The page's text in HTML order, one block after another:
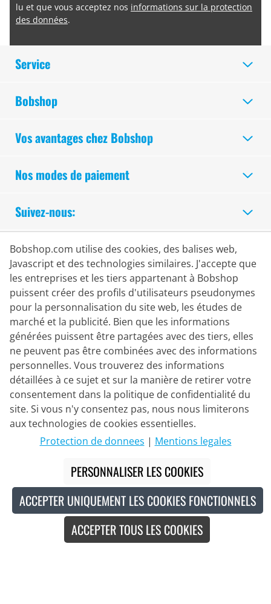
lu et que vous acceptez nos informations sur la protection
des données.
Service
Bobshop
Vos avantages chez Bobshop
Nos modes de paiement
Chat en direct
Mo - Fr: 8:30 - 16:00 (HNEC)
Whatsapp
Suivez-nous:
Achats Sécurisés
Partenaire de Livraison
Bobshop.com utilise des cookies, des balises web,
Javascript et des technologies similaires. J'accepte que
les entreprises et les tiers appartenant à Bobshop
puissent créer des profils d'utilisateurs pseudonymes
pour la personnalisation du site web, les études de
marché et la publicité. Bien que les informations
générées puissent être partagées avec des tiers, elles
ne peuvent pas être combinées avec des informations
personnelles. Vous trouverez des informations
détaillées à ce sujet et sur la manière de retirer votre
consentement dans la politique de confidentialité du
site. Si vous n'y consentez pas, nous nous limiterons
aux technologies de cookies essentielles.
Protection de donnees | Mentions legales
PERSONNALISER LES COOKIES
ACCEPTER UNIQUEMENT LES COOKIES FONCTIONNELS
ACCEPTER TOUS LES COOKIES